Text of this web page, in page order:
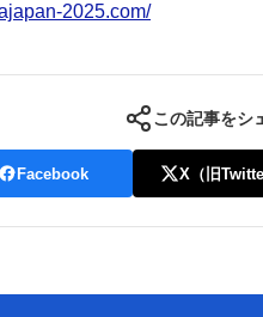
2025.com/
この記事をシ
Facebook X（旧